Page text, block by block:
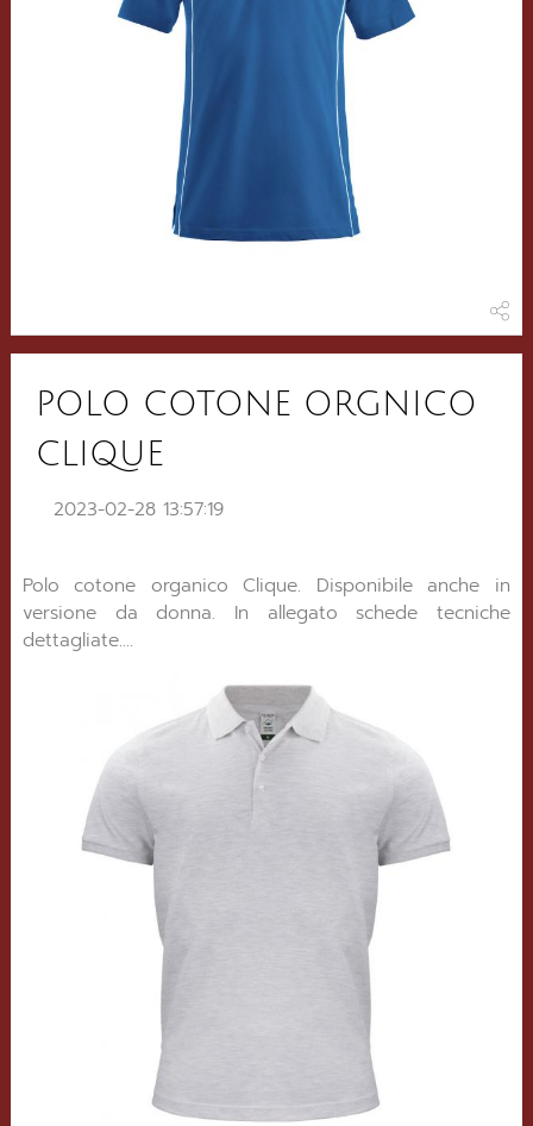
POLO COTONE ORGNICO
CLIQUE
2023-02-28 13:57:19
Polo cotone organico Clique. Disponibile anche in
versione da donna. In allegato schede tecniche
dettagliate....